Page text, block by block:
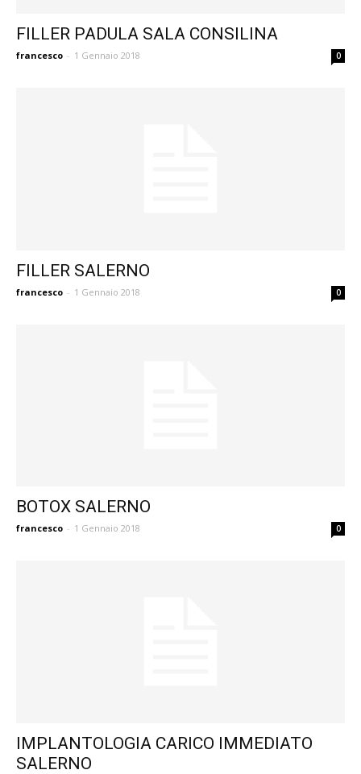
FILLER PADULA SALA CONSILINA
francesco - 1 Gennaio 2018 0
FILLER SALERNO
francesco - 1 Gennaio 2018 0
BOTOX SALERNO
francesco - 1 Gennaio 2018 0
IMPLANTOLOGIA CARICO IMMEDIATO
SALERNO